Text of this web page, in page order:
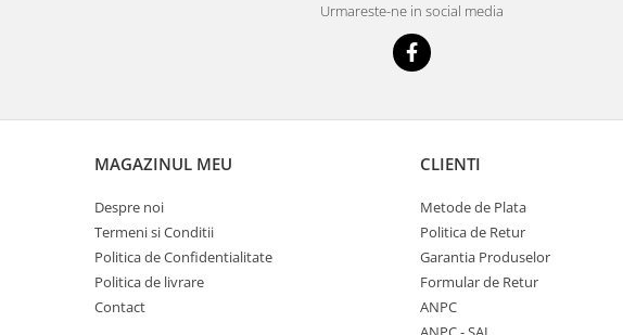
Urmareste-ne in social media
MAGAZINUL MEU
Despre noi
Termeni si Conditii
Politica de Confidentialitate
Politica de livrare
Contact
CLIENTI
Metode de Plata
Politica de Retur
Garantia Produselor
Formular de Retur
ANPC